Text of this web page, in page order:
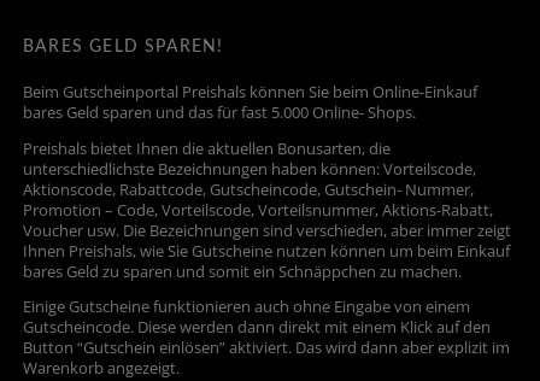
BARES GELD SPAREN!
Beim Gutscheinportal Preishals können Sie beim Online-Einkauf
bares Geld sparen und das für fast 5.000 Online- Shops.
Preishals bietet Ihnen die aktuellen Bonusarten, die
unterschiedlichste Bezeichnungen haben können: Vorteilscode,
Aktionscode, Rabattcode, Gutscheincode, Gutschein- Nummer,
Promotion – Code, Vorteilscode, Vorteilsnummer, Aktions-Rabatt,
Voucher usw. Die Bezeichnungen sind verschieden, aber immer zeigt
Ihnen Preishals, wie Sie Gutscheine nutzen können um beim Einkauf
bares Geld zu sparen und somit ein Schnäppchen zu machen.
Einige Gutscheine funktionieren auch ohne Eingabe von einem
Gutscheincode. Diese werden dann direkt mit einem Klick auf den
Button “Gutschein einlösen” aktiviert. Das wird dann aber explizit im
Warenkorb angezeigt.